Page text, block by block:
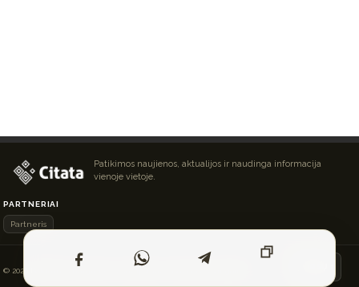
Patikimos naujienos, aktualijos ir naudinga informacija
vienoje vietoje.
PARTNERIAI
Partneris
© 2026 Išskirtinės naujienos ir straipsniai. Visos teisės saugomos.